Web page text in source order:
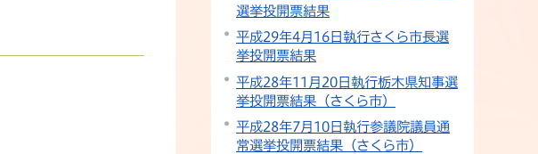
選挙投開票結果
平成29年4月16日執行さくら市長選
挙投開票結果
平成28年11月20日執行栃木県知事選
挙投開票結果（さくら市）
平成28年7月10日執行参議院議員通
常選挙投開票結果（さくら市）